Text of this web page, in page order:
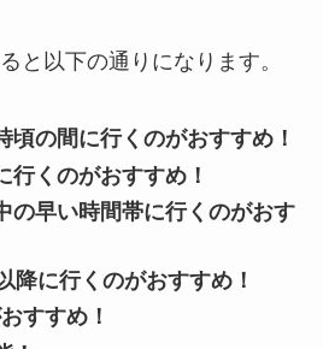
と以下の通りになります。
頃の間に行くのがおすすめ！
行くのがおすすめ！
の早い時間帯に行くのがおす
降に行くのがおすすめ！
すすめ！